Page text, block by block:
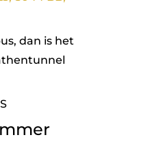
dan is het